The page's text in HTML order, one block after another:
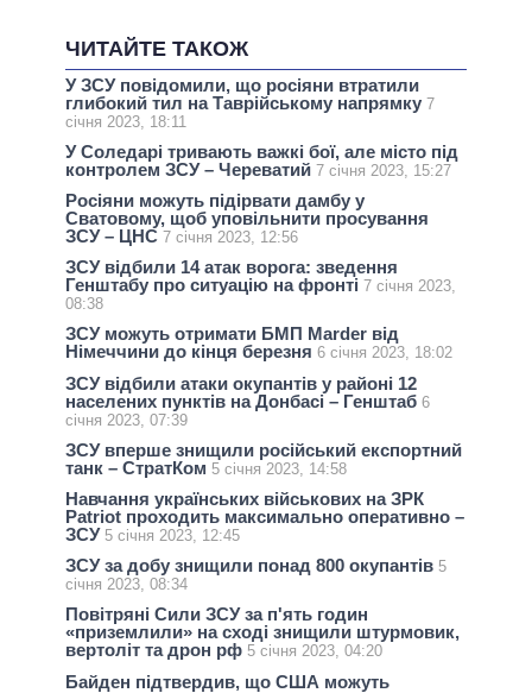
ЧИТАЙТЕ ТАКОЖ
У ЗСУ повідомили, що росіяни втратили
глибокий тил на Таврійському напрямку 7
січня 2023, 18:11
У Соледарі тривають важкі бої, але місто під
контролем ЗСУ – Череватий 7 січня 2023, 15:27
Росіяни можуть підірвати дамбу у
Сватовому, щоб уповільнити просування
ЗСУ – ЦНС 7 січня 2023, 12:56
ЗСУ відбили 14 атак ворога: зведення
Генштабу про ситуацію на фронті 7 січня 2023,
08:38
ЗСУ можуть отримати БМП Marder від
Німеччини до кінця березня 6 січня 2023, 18:02
ЗСУ відбили атаки окупантів у районі 12
населених пунктів на Донбасі – Генштаб 6
січня 2023, 07:39
ЗСУ вперше знищили російський експортний
танк – СтратКом 5 січня 2023, 14:58
Навчання українських військових на ЗРК
Patriot проходить максимально оперативно –
ЗСУ 5 січня 2023, 12:45
ЗСУ за добу знищили понад 800 окупантів 5
січня 2023, 08:34
Повітряні Сили ЗСУ за п'ять годин
«приземлили» на сході знищили штурмовик,
вертоліт та дрон рф 5 січня 2023, 04:20
Байден підтвердив, що США можуть